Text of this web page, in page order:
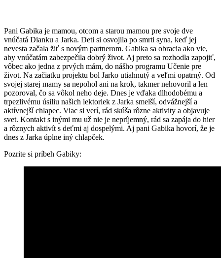
Pani Gabika je mamou, otcom a starou mamou pre svoje dve
vnúčatá Dianku a Jarka. Deti si osvojila po smrti syna, keď jej
nevesta začala žiť s novým partnerom. Gabika sa obracia ako vie,
aby vnúčatám zabezpečila dobrý život. Aj preto sa rozhodla zapojiť,
vôbec ako jedna z prvých mám, do nášho programu Učenie pre
život. Na začiatku projektu bol Jarko utiahnutý a veľmi opatrný. Od
svojej starej mamy sa nepohol ani na krok, takmer nehovoril a len
pozoroval, čo sa vôkol neho deje. Dnes je vďaka dlhodobému a
trpezlivému úsiliu našich lektoriek z Jarka smelší, odvážnejší a
aktívnejší chlapec. Viac si verí, rád skúša rôzne aktivity a objavuje
svet. Kontakt s inými mu už nie je nepríjemný, rád sa zapája do hier
a rôznych aktivít s deťmi aj dospelými. Aj pani Gabika hovorí, že je
dnes z Jarka úplne iný chlapček.
Pozrite si príbeh Gabiky: